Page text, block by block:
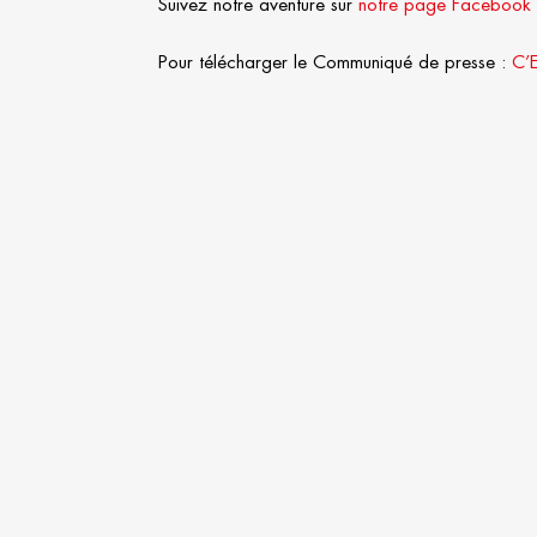
Suivez notre aventure sur notre page Facebook
Pour télécharger le Communiqué de presse :